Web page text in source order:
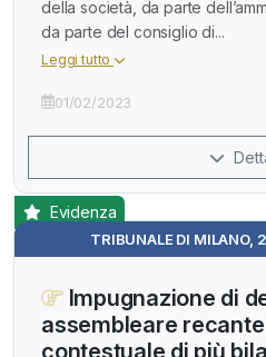
della società, da parte
da parte del consiglio di...
Leggi tutto
01/02/2023
TRIBUNALE DI MILANO,
Evidenza
Impugnazione di
assembleare
contestuale di più